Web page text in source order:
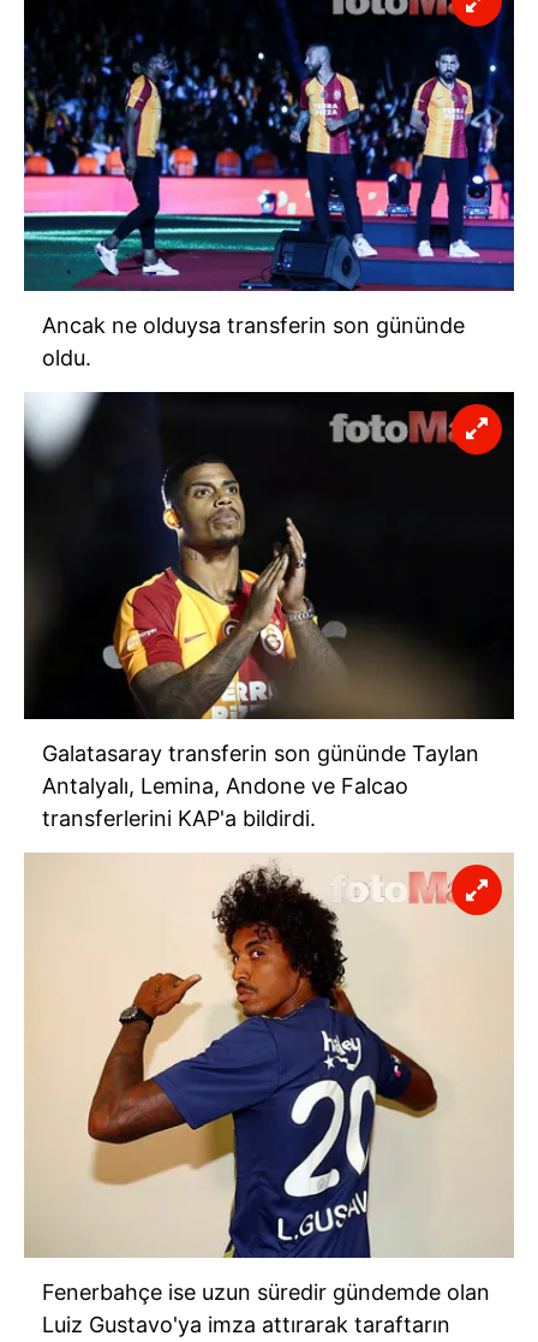
Ancak ne olduysa transferin son gününde
oldu.
Galatasaray transferin son gününde Taylan
Antalyalı, Lemina, Andone ve Falcao
transferlerini KAP'a bildirdi.
Fenerbahçe ise uzun süredir gündemde olan
Luiz Gustavo'ya imza attırarak taraftarın